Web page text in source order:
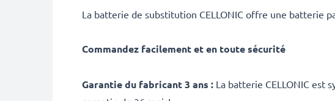
La batterie de substitution CELLONIC offre une batterie
Commandez facilement et en toute sécurité
Garantie du fabricant 3 ans : La batterie CELLONIC est